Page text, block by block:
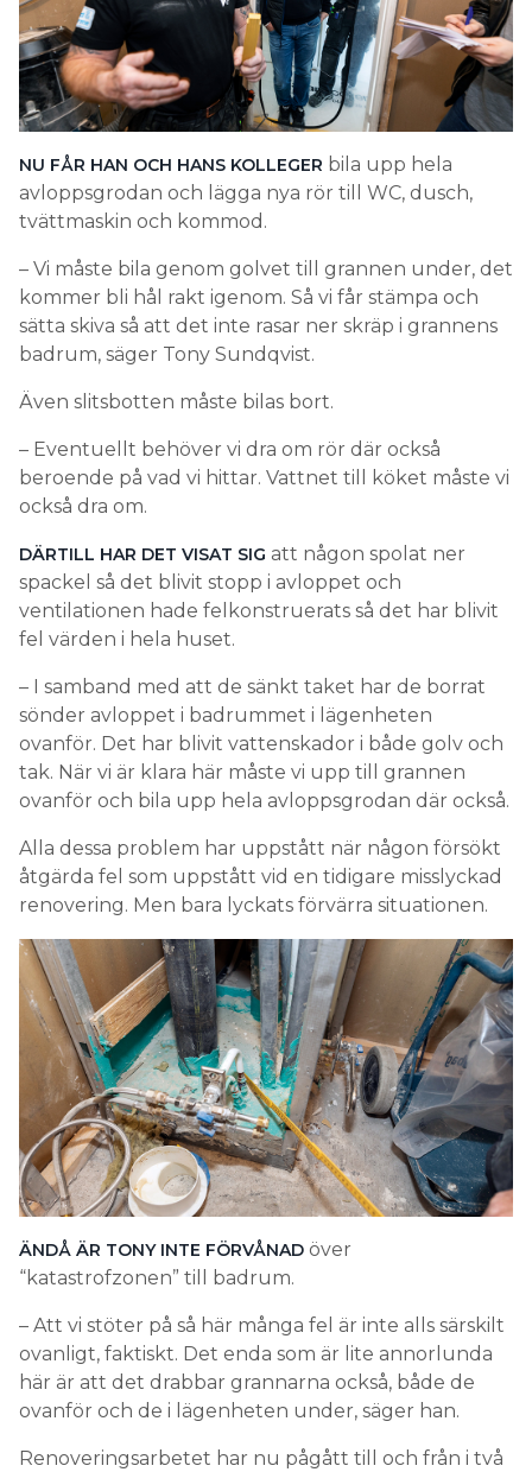
NU FÅR HAN OCH HANS KOLLEGER bila upp hela
avloppsgrodan och lägga nya rör till WC, dusch,
tvättmaskin och kommod.
– Vi måste bila genom golvet till grannen under, det
kommer bli hål rakt igenom. Så vi får stämpa och
sätta skiva så att det inte rasar ner skräp i grannens
badrum, säger Tony Sundqvist.
Även slitsbotten måste bilas bort.
– Eventuellt behöver vi dra om rör där också
beroende på vad vi hittar. Vattnet till köket måste vi
också dra om.
DÄRTILL HAR DET VISAT SIG att någon spolat ner
spackel så det blivit stopp i avloppet och
ventilationen hade felkonstruerats så det har blivit
fel värden i hela huset.
– I samband med att de sänkt taket har de borrat
sönder avloppet i badrummet i lägenheten
ovanför. Det har blivit vattenskador i både golv och
tak. När vi är klara här måste vi upp till grannen
ovanför och bila upp hela avloppsgrodan där också.
Alla dessa problem har uppstått när någon försökt
åtgärda fel som uppstått vid en tidigare misslyckad
renovering. Men bara lyckats förvärra situationen.
ÄNDÅ ÄR TONY INTE FÖRVÅNAD över
“katastrofzonen” till badrum.
– Att vi stöter på så här många fel är inte alls särskilt
ovanligt, faktiskt. Det enda som är lite annorlunda
här är att det drabbar grannarna också, både de
ovanför och de i lägenheten under, säger han.
Renoveringsarbetet har nu pågått till och från i två